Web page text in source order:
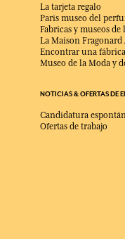
La tarjeta regalo
Paris museo del
Fabricas y museos de
La Maison Fragonard
Encontrar una
Museo de la Moda y
NOTICIAS & OFERTAS DE
Candidatura
Ofertas de trabajo